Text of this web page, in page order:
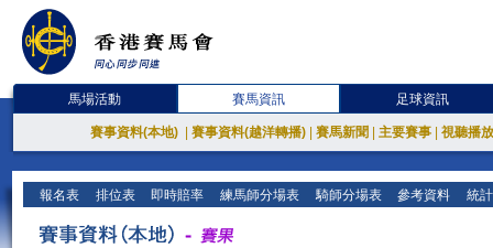
馬場活動 賽馬資訊 足球資訊
賽事資料(本地) 賽事資料(越洋轉播) 賽馬新聞 主要賽事 視聽播
報名表 排位表 即時賠率 練馬師分場表 騎師分場表 參考資料 統